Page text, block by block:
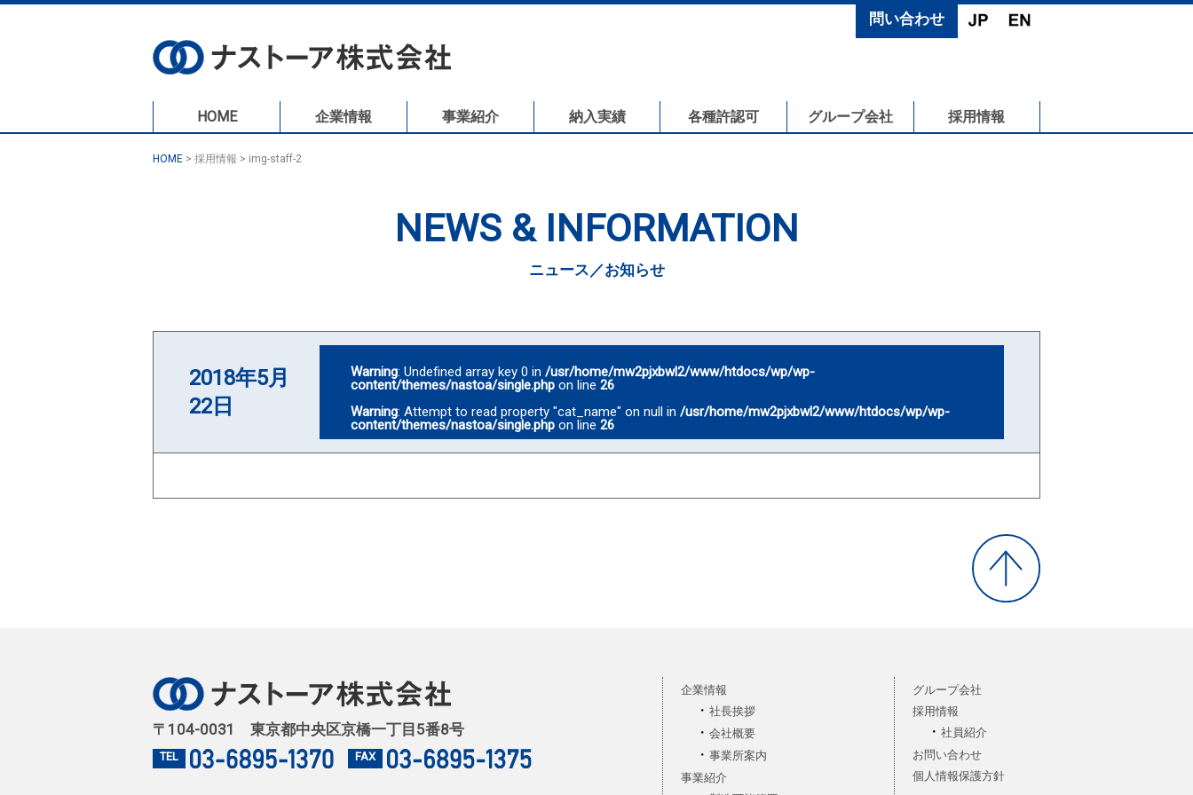
問い合わせ
HOME 企業情報 事業紹介 納入実績 各種許認可 グループ会社 採用情報
HOME > 採用情報 > img-staff-2
NEWS & INFORMATION
ニュース／お知らせ
2018年5月
22日
Warning: Undefined array key 0 in/usr/home/mw2pjxbwl2/www/htdocs/wp/wp-
content/themes/nastoa/single.php on line26
Warning: Attempt to read property "cat_name" on null in/usr/home/mw2pjxbwl2/www/htdocs/wp/wp-
content/themes/nastoa/single.php on line26
〒104-0031 東京都中央区京橋一丁目5番8号
TEL FAX
企業情報
社長挨拶
会社概要
事業所案内
事業紹介
グループ会社
採用情報
社員紹介
お問い合わせ
個人情報保護方針